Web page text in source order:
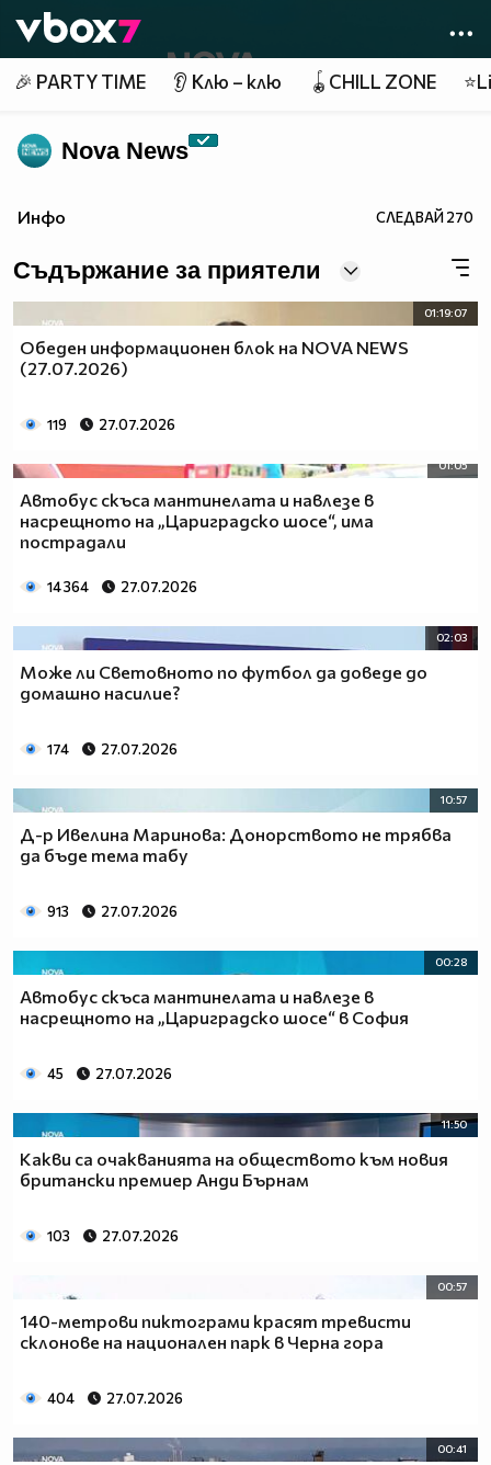
👾
🎉 PARTY TIME 👂 Клю – клю 🪀CHILL ZONE
Nova News
Инфо СЛЕДВАЙ270
Съдържание за приятели
01:19:07
Обеден информационен блок на NOVA NEWS
(27.07.2026)
119 27.07.2026
01:05
Автобус скъса мантинелата и навлезе в
насрещното на „Цариградско шосе“, има
пострадали
14 364 27.07.2026
02:03
Може ли Световното по футбол да доведе до
домашно насилие?
174 27.07.2026
10:57
Д-р Ивелина Маринова: Донорството не трябва
да бъде тема табу
913 27.07.2026
00:28
Автобус скъса мантинелата и навлезе в
насрещното на „Цариградско шосе“ в София
45 27.07.2026
11:50
Какви са очакванията на обществото към новия
британски премиер Анди Бърнам
103 27.07.2026
00:57
140-метрови пиктограми красят тревисти
склонове на национален парк в Черна гора
404 27.07.2026
00:41